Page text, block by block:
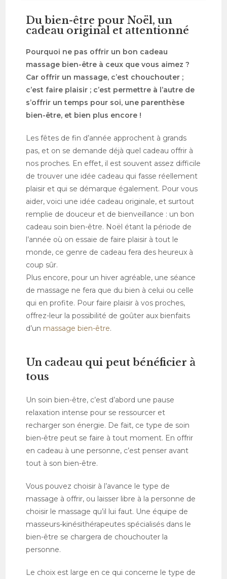
Du bien-être pour Noël, un
cadeau original et attentionné
Pourquoi ne pas offrir un bon cadeau
massage bien-être à ceux que vous aimez ?
Car offrir un massage, c’est chouchouter ;
c’est faire plaisir ; c’est permettre à l’autre de
s’offrir un temps pour soi, une parenthèse
bien-être, et bien plus encore !
Les fêtes de fin d’année approchent à grands
pas, et on se demande déjà quel cadeau offrir à
nos proches. En effet, il est souvent assez difficile
de trouver une idée cadeau qui fasse réellement
plaisir et qui se démarque également. Pour vous
aider, voici une idée cadeau originale, et surtout
remplie de douceur et de bienveillance : un bon
cadeau soin bien-être. Noël étant la période de
l’année où on essaie de faire plaisir à tout le
monde, ce genre de cadeau fera des heureux à
coup sûr.
Plus encore, pour un hiver agréable, une séance
de massage ne fera que du bien à celui ou celle
qui en profite. Pour faire plaisir à vos proches,
offrez-leur la possibilité de goûter aux bienfaits
d’un massage bien-être.
Un cadeau qui peut bénéficier à
tous
Un soin bien-être, c’est d’abord une pause
relaxation intense pour se ressourcer et
recharger son énergie. De fait, ce type de soin
bien-être peut se faire à tout moment. En offrir
en cadeau à une personne, c’est penser avant
tout à son bien-être.
Vous pouvez choisir à l’avance le type de
massage à offrir, ou laisser libre à la personne de
choisir le massage qu’il lui faut. Une équipe de
masseurs-kinésithérapeutes spécialisés dans le
bien-être se chargera de chouchouter la
personne.
Le choix est large en ce qui concerne le type de